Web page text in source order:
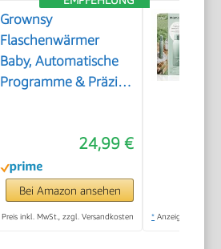
Grownsy
Flaschenwärmer
Baby, Automatische
Programme & Präzise
24,99 €
Bei Amazon ansehen
Preis inkl. MwSt., zzgl. Versandkosten * Anzeige